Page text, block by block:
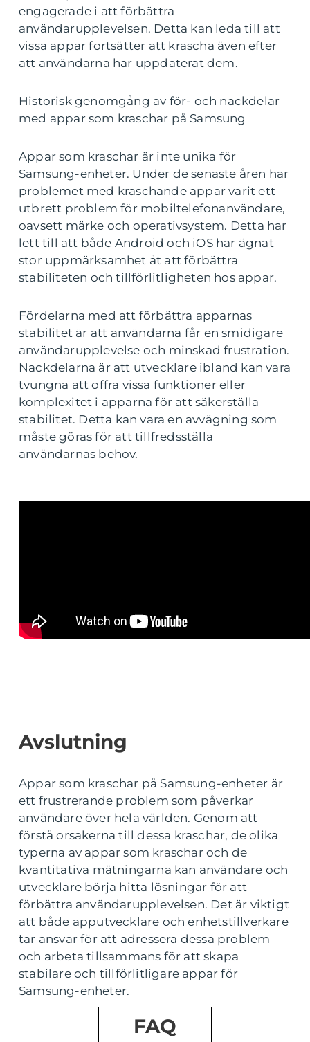
engagerade i att förbättra
användarupplevelsen. Detta kan leda till att
vissa appar fortsätter att krascha även efter
att användarna har uppdaterat dem.
Historisk genomgång av för- och nackdelar
med appar som kraschar på Samsung
Appar som kraschar är inte unika för
Samsung-enheter. Under de senaste åren har
problemet med kraschande appar varit ett
utbrett problem för mobiltelefonanvändare,
oavsett märke och operativsystem. Detta har
lett till att både Android och iOS har ägnat
stor uppmärksamhet åt att förbättra
stabiliteten och tillförlitligheten hos appar.
Fördelarna med att förbättra apparnas
stabilitet är att användarna får en smidigare
användarupplevelse och minskad frustration.
Nackdelarna är att utvecklare ibland kan vara
tvungna att offra vissa funktioner eller
komplexitet i apparna för att säkerställa
stabilitet. Detta kan vara en avvägning som
måste göras för att tillfredsställa
användarnas behov.
Avslutning
Appar som kraschar på Samsung-enheter är
ett frustrerande problem som påverkar
användare över hela världen. Genom att
förstå orsakerna till dessa kraschar, de olika
typerna av appar som kraschar och de
kvantitativa mätningarna kan användare och
utvecklare börja hitta lösningar för att
förbättra användarupplevelsen. Det är viktigt
att både apputvecklare och enhetstillverkare
tar ansvar för att adressera dessa problem
och arbeta tillsammans för att skapa
stabilare och tillförlitligare appar för
Samsung-enheter.
FAQ